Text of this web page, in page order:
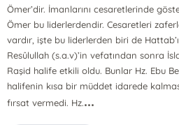
Ömer’dir. İmanlarını cesaretlerinde
Ömer bu liderlerdendir. Cesaretleri
vardır, işte bu liderlerden biri de
Resûlullah (s.a.v)’in vefatından sonra
Raşid halife etkili oldu. Bunlar Hz. Ebu
halifenin kısa bir müddet idarede
fırsat vermedi. Hz....